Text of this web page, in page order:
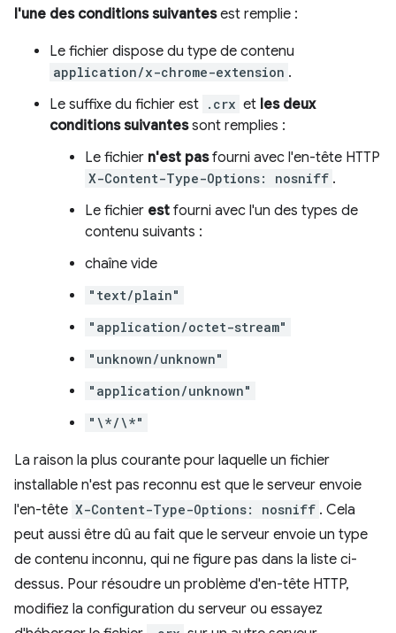
l'une des conditions suivantesest remplie :
Le fichier dispose du type de contenu
application/x-chrome-extension .
Le suffixe du fichier est .crx et les deux
conditions suivantessont remplies :
Le fichier n'est pasfourni avec l'en-tête HTTP
X-Content-Type-Options: nosniff .
Le fichier est fourni avec l'un des types de
contenu suivants :
chaîne vide
"text/plain"
"application/octet-stream"
"unknown/unknown"
"application/unknown"
"\*/\*"
La raison la plus courante pour laquelle un fichier
installable n'est pas reconnu est que le serveur envoie
l'en-tête X-Content-Type-Options: nosniff . Cela
peut aussi être dû au fait que le serveur envoie un type
de contenu inconnu, qui ne figure pas dans la liste ci-
dessus. Pour résoudre un problème d'en-tête HTTP,
modifiez la configuration du serveur ou essayez